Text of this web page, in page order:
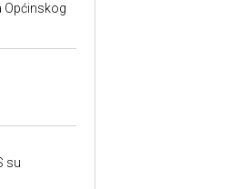
Općinskog
su